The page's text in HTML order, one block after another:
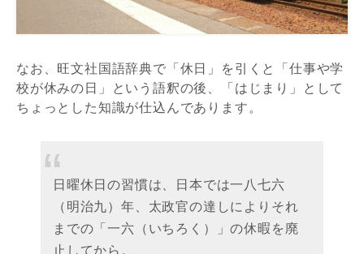
なお、旺文社国語辞典で「休日」を引くと「仕事や学
校が休みの日」という語釈の後、「はじまり」として
ちょっとした知識が仕込んであります。
日曜休日の習慣は、日本では一八七六
（明治九）年、太政官の達しによりそれ
までの「一六（いちろく）」の休暇を廃
止してから。